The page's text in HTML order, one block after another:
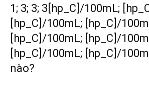
1; 3; 3; 3[hp_C]/100mL;
[hp_C]/100mL; [hp_C]/
[hp_C]/100mL; [hp_C]/
[hp_C]/100mL; [hp_C]/
nào?